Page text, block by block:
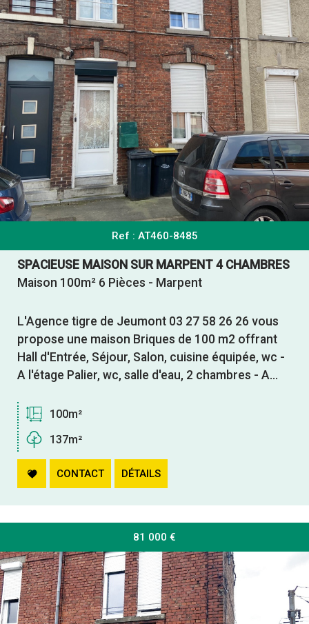
Ref : AT460-8485
SPACIEUSE MAISON SUR MARPENT 4 CHAMBRES
Maison 100m² 6 Pièces - Marpent
L'Agence tigre de Jeumont 03 27 58 26 26 vous
propose une maison Briques de 100 m2 offrant
Hall d'Entrée, Séjour, Salon, cuisine équipée, wc -
A l'étage Palier, wc, salle d'eau, 2 chambres - A...
100m²
137m²
CONTACT DÉTAILS
81 000 €